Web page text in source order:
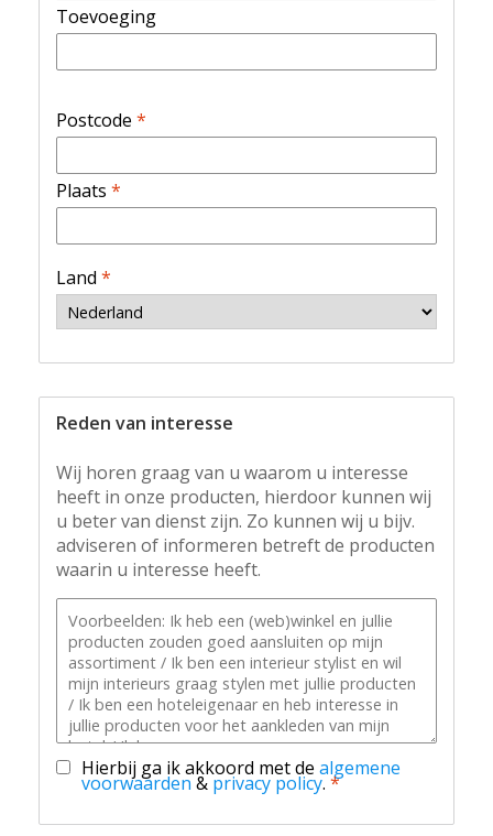
Toevoeging
Postcode *
Plaats *
Land *
Reden van interesse
Wij horen graag van u waarom u interesse
heeft in onze producten, hierdoor kunnen wij
u beter van dienst zijn. Zo kunnen wij u bijv.
adviseren of informeren betreft de producten
waarin u interesse heeft.
Hierbij ga ik akkoord met de algemene
voorwaarden & privacy policy. *